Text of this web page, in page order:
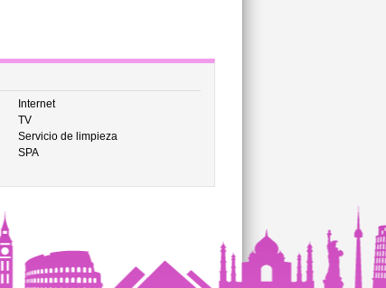
Internet
TV
Servicio de limpieza
SPA